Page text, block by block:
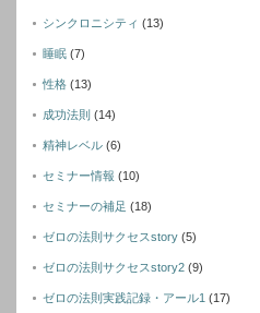
シンクロニシティ (13)
睡眠 (7)
性格 (13)
成功法則 (14)
精神レベル (6)
セミナー情報 (10)
セミナーの補足 (18)
ゼロの法則サクセスstory (5)
ゼロの法則サクセスstory2 (9)
ゼロの法則実践記録・アール1 (17)